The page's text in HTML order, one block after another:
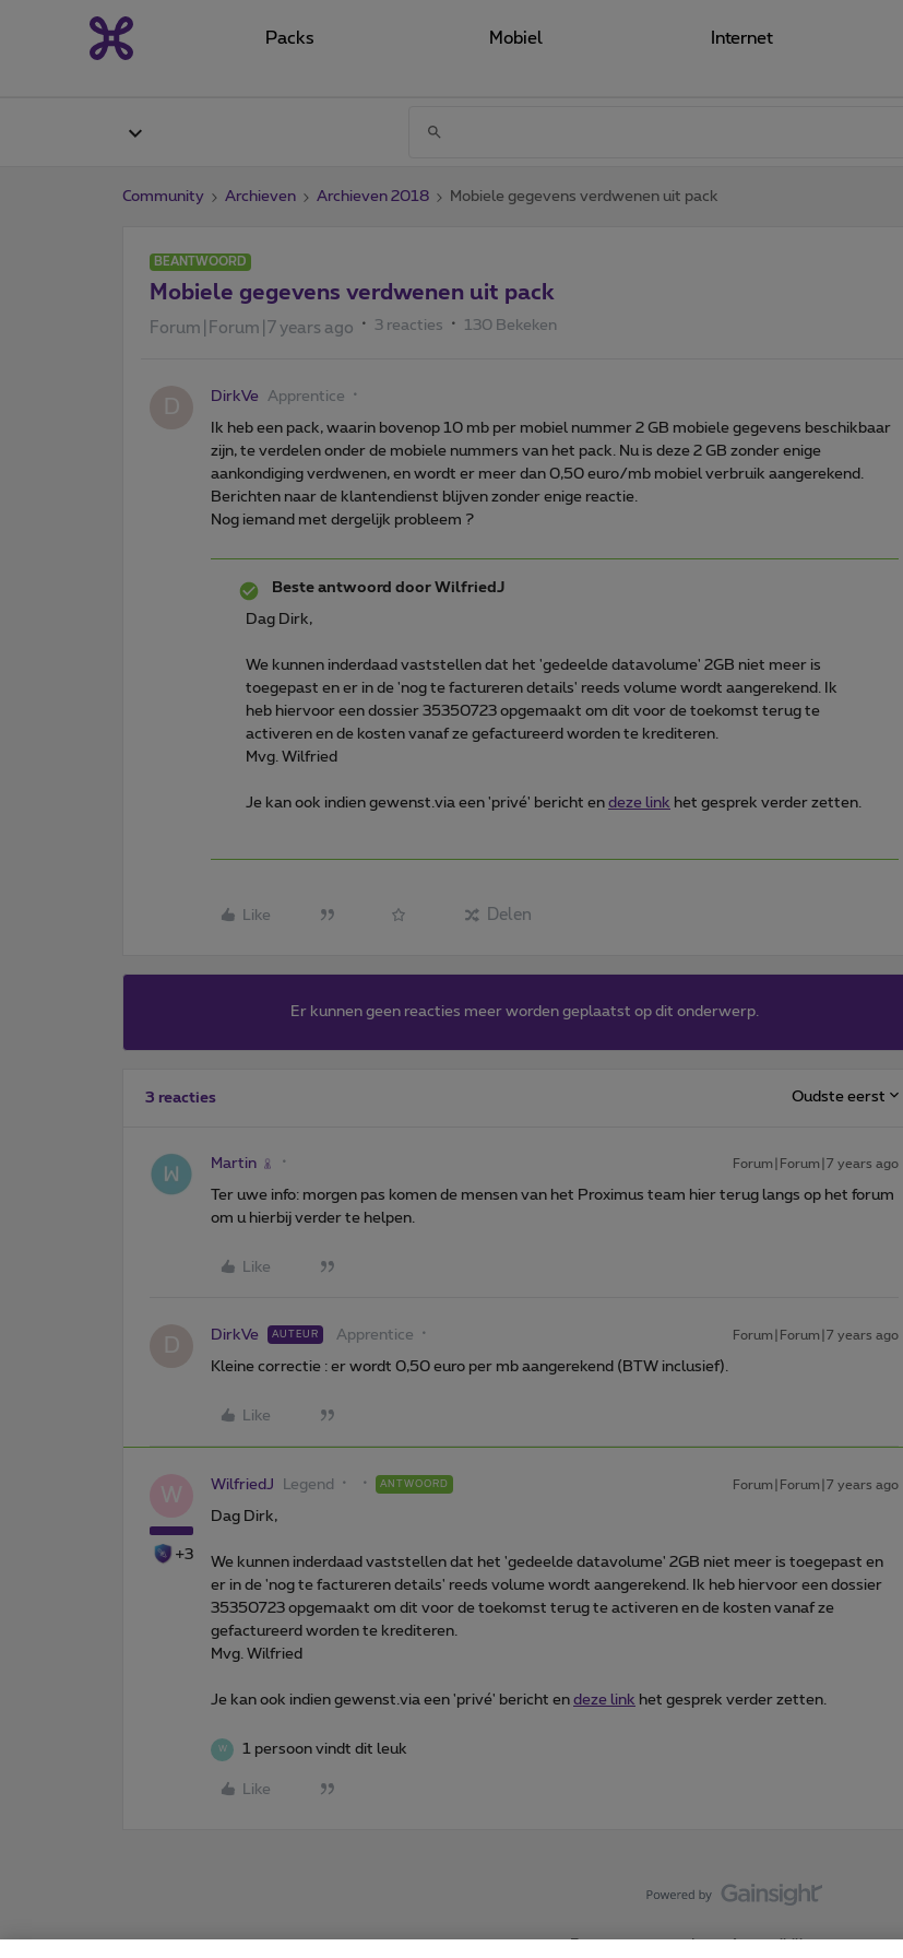
Packs Mobiel Internet
Community Archieven Archieven 2018 Mobiele gegevens verdwenen uit pack
BEANTWOORD
Mobiele gegevens verdwenen uit pack
Forum|Forum|7 years ago 3 reacties 130 Bekeken
D DirkVe Apprentice
Ik heb een pack, waarin bovenop 10 mb per mobiel nummer 2 GB mobiele gegevens beschikbaar
zijn, te verdelen onder de mobiele nummers van het pack. Nu is deze 2 GB zonder enige
aankondiging verdwenen, en wordt er meer dan 0,50 euro/mb mobiel verbruik aangerekend.
Berichten naar de klantendienst blijven zonder enige reactie.
Nog iemand met dergelijk probleem ?
Beste antwoord door WilfriedJ
Dag Dirk,
We kunnen inderdaad vaststellen dat het 'gedeelde datavolume' 2GB niet meer is
toegepast en er in de 'nog te factureren details' reeds volume wordt aangerekend. Ik
heb hiervoor een dossier 35350723 opgemaakt om dit voor de toekomst terug te
activeren en de kosten vanaf ze gefactureerd worden te krediteren.
Mvg. Wilfried
Je kan ook indien gewenst.via een 'privé' bericht en deze link het gesprek verder zetten.
Like Delen
Er kunnen geen reacties meer worden geplaatst op dit onderwerp.
3 reacties Oudste eerst
Martin Forum|Forum|7 years ago
Ter uwe info: morgen pas komen de mensen van het Proximus team hier terug langs op het forum
om u hierbij verder te helpen.
Like
D DirkVe AUTEUR Apprentice Forum|Forum|7 years ago
Kleine correctie : er wordt 0,50 euro per mb aangerekend (BTW inclusief).
Like
W
+3
WilfriedJ Legend ANTWOORD Forum|Forum|7 years ago
Dag Dirk,
We kunnen inderdaad vaststellen dat het 'gedeelde datavolume' 2GB niet meer is toegepast en
er in de 'nog te factureren details' reeds volume wordt aangerekend. Ik heb hiervoor een dossier
35350723 opgemaakt om dit voor de toekomst terug te activeren en de kosten vanaf ze
gefactureerd worden te krediteren.
Mvg. Wilfried
Je kan ook indien gewenst.via een 'privé' bericht en deze link het gesprek verder zetten.
W 1 persoon vindt dit leuk
Like
Forumvoorwaarden Accessibility statement